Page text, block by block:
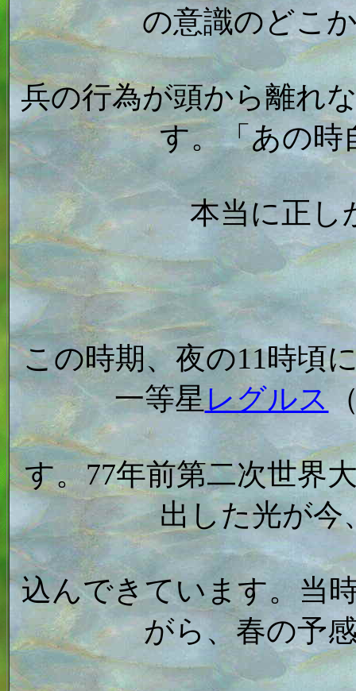
の意識のどこ
兵の行為が頭から離れ
す。「あの時
本当に正し
この時期、夜の11時頃
一等星レグルス
す。77年前第二次世界
出した光が今
込んできています。当
がら、春の予